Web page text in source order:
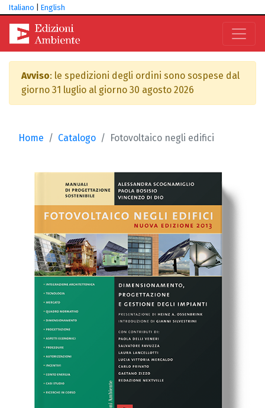
Italiano English
Avviso: le spedizioni degli ordini sono sospese dal
giorno 31 luglio al giorno 30 agosto 2026
Home Catalogo Fotovoltaico negli edifici